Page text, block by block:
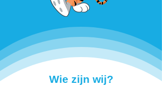
Wie zijn wij?